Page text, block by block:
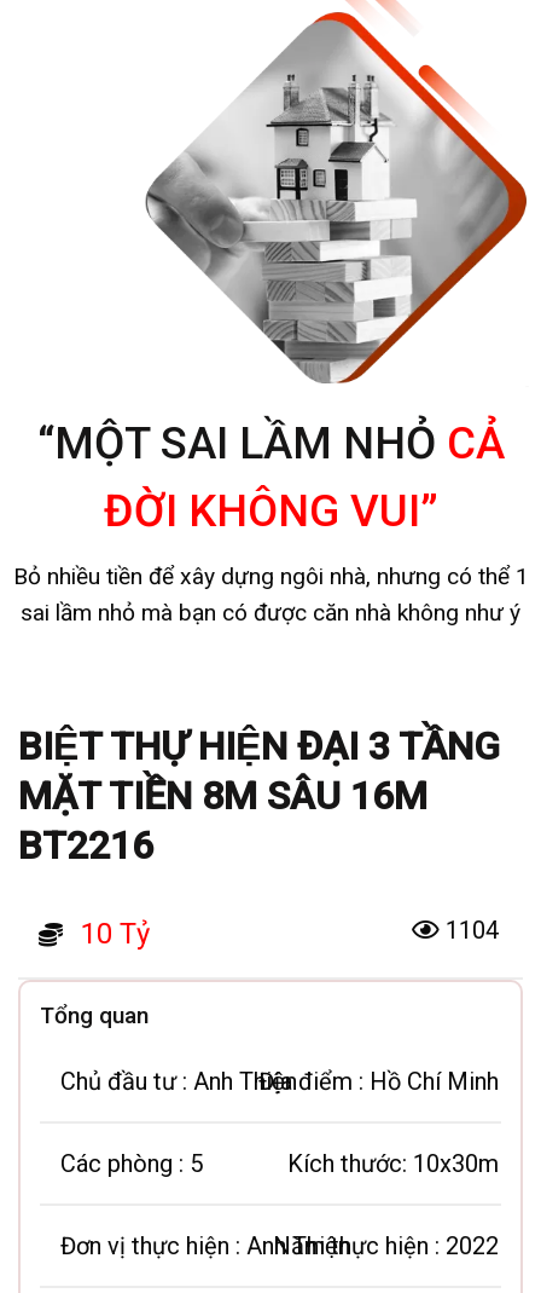
“MỘT SAI LẦM NHỎ CẢ
ĐỜI KHÔNG VUI”
Bỏ nhiều tiền để xây dựng ngôi nhà, nhưng có thể 1
sai lầm nhỏ mà bạn có được căn nhà không như ý
BIỆT THỰ HIỆN ĐẠI 3 TẦNG
MẶT TIỀN 8M SÂU 16M
BT2216
10 Tỷ 1104
Tổng quan
Chủ đầu tư : Anh ThiệnĐịa điểm : Hồ Chí Minh
Các phòng : 5 Kích thước: 10x30m
Đơn vị thực hiện : Anh Thiện
Năm thực hiện : 2022